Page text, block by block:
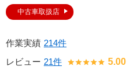
中古車取扱店
作業実績 214件
レビュー 21件 5.00